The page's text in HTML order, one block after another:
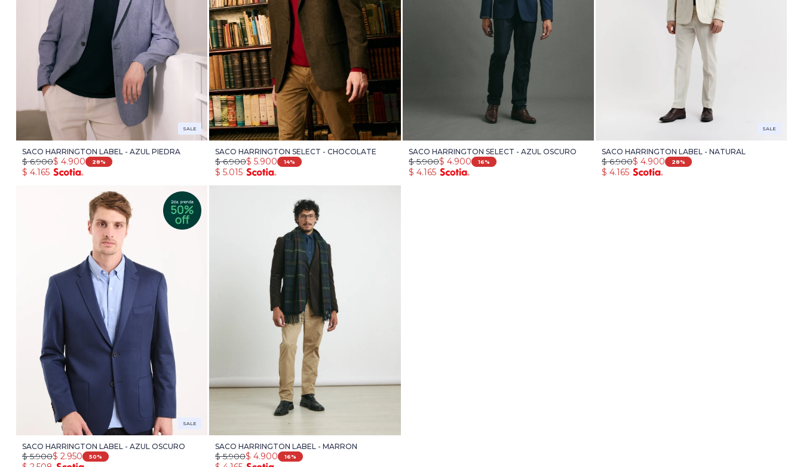
SALE
SACO HARRINGTON LABEL - AZUL PIEDRA
$ 4.900
$ 6.900 28
$ 4.165
SACO HARRINGTON SELECT - CHOCOLATE
$ 5.900
$ 6.900 14
$ 5.015
SACO HARRINGTON SELECT - AZUL OSCURO
$ 4.900
$ 5.900 16
$ 4.165
SALE
SACO HARRINGTON LABEL - NATURAL
$ 4.900
$ 6.900 28
$ 4.165
SALE
SACO HARRINGTON LABEL - AZUL OSCURO
$ 2.950
$ 5.900 50
SACO HARRINGTON LABEL - MARRON
$ 4.900
$ 5.900 16